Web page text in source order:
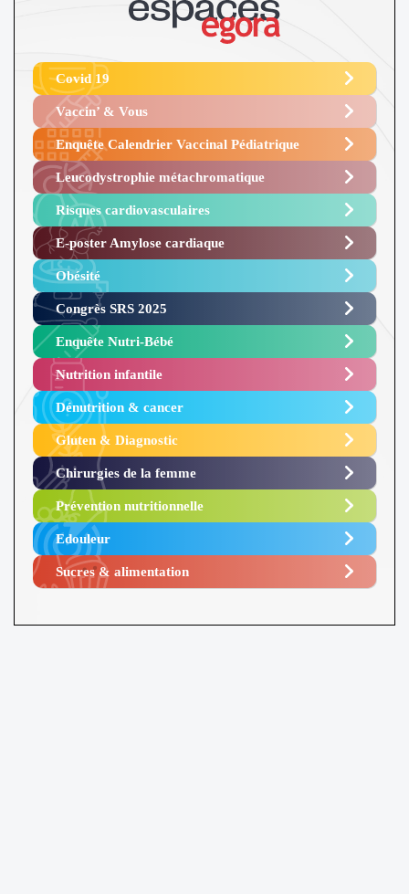
Covid 19
Vaccin’ & Vous
Enquête Calendrier Vaccinal Pédiatrique
Leucodystrophie métachromatique
Risques cardiovasculaires
E-poster Amylose cardiaque ​
Obésité ​
Congrès SRS 2025 ​
Enquête Nutri-Bébé ​
Nutrition infantile
Dénutrition & cancer
Gluten & Diagnostic
Chirurgies de la femme
Prévention nutritionnelle
Edouleur​
Sucres & alimentation​